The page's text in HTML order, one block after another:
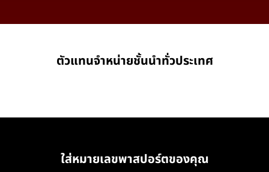
ตัวแทนจำหน่ายชั้นนำทั่วประเทศ
ใส่หมายเลขพาสปอร์ตของคุณ